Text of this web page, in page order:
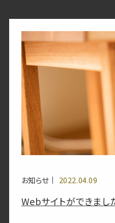
お知らせ 2022.04.09
Webサイトができまし